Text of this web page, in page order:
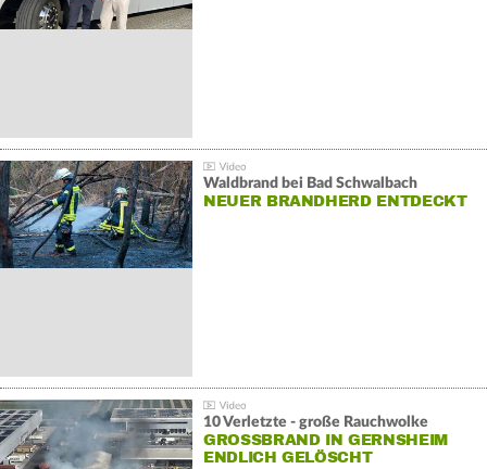
Waldbrand bei Bad Schwalbach
NEUER BRANDHERD ENTDECKT
10 Verletzte - große Rauchwolke
GROSSBRAND IN GERNSHEIM E
NDLICH GELÖSCHT